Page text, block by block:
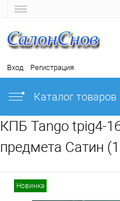
Вход Регистрация
Каталог товаров
КПБ Tango tpig4-
предмета Сатин
Новинка